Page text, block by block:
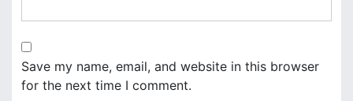
Save my name, email, and website in this browser
for the next time I comment.